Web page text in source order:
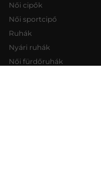
Női cipők
Női sportcipő
Ruhák
Nyári ruhák
Női fürdőruhák